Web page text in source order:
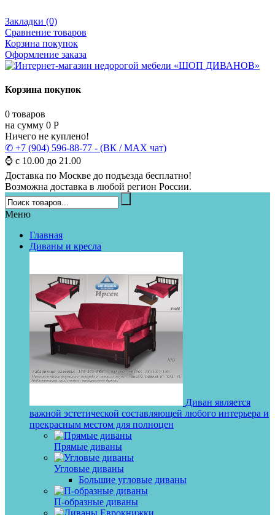
Закладки (0)
Сравнение товаров
Корзина покупок
Оформление заказа
Корзина покупок
0 товаров
на сумму 0 Р
Ничего не куплено!
✆ +7 (904) 596-88-77 - (ВК / MAX чат)
⌚ с 10.00 до 21.00
Доставка по Москве до подъезда бесплатно!
Возможна доставка в любой регион России.
Меню
Главная
Диваны и кресла
Диван является
важной эстетической составляющей любого интерьера и
прекрасным местом для полноцен
Прямые диваны
Угловые диваны
Большие угловые диваны
П-образные диваны